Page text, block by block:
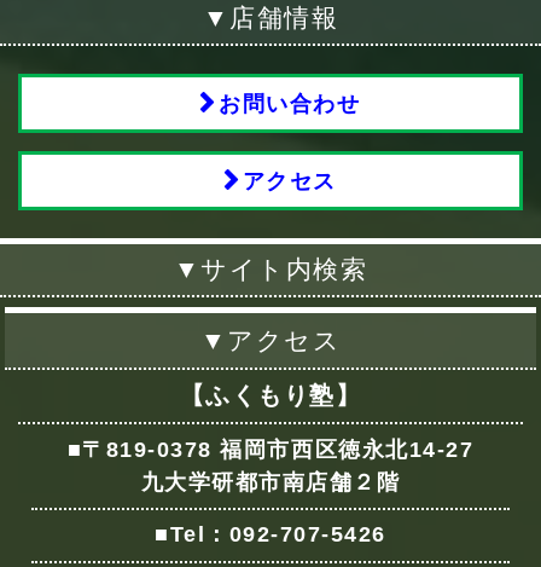
▼店舗情報
お問い合わせ
アクセス
▼サイト内検索
▼アクセス
【ふくもり塾】
■〒819-0378 福岡市西区徳永北14-27
九大学研都市南店舗２階
■Tel：092-707-5426